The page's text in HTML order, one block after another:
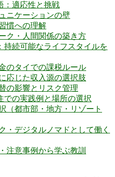
：適応性と挑戦
ニケーションの壁
慣への理解
ク・人間関係の築き方
持続可能なライフスタイルを
のタイでの課税ルール
応じた収入源の選択肢
の影響とリスク管理
での実践例と場所の選択
（都市部・地方・リゾート
・デジタルノマドとして働く
注意事例から学ぶ教訓